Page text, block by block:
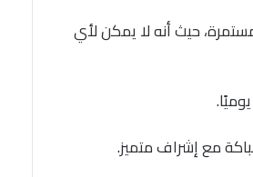
حيث أنه لا يمكن لأي
مع إشراف متميز.